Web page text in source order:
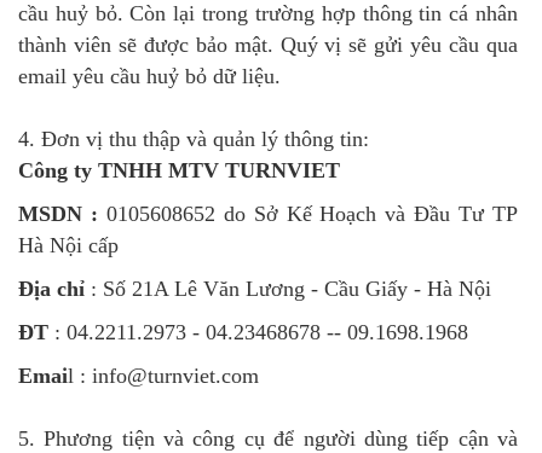
cầu huỷ bỏ. Còn lại trong trường hợp thông tin cá nhân
thành viên sẽ được bảo mật. Quý vị sẽ gửi yêu cầu qua
email yêu cầu huỷ bỏ dữ liệu.
4. Đơn vị thu thập và quản lý thông tin:
Công ty TNHH MTV TURNVIET
MSDN : 0105608652 do Sở Kế Hoạch và Đầu Tư TP
Hà Nội cấp
Địa chỉ : Số 21A Lê Văn Lương - Cầu Giấy - Hà Nội
ĐT : 04.2211.2973 - 04.23468678 -- 09.1698.1968
Email : info@turnviet.com
5. Phương tiện và công cụ để người dùng tiếp cận và